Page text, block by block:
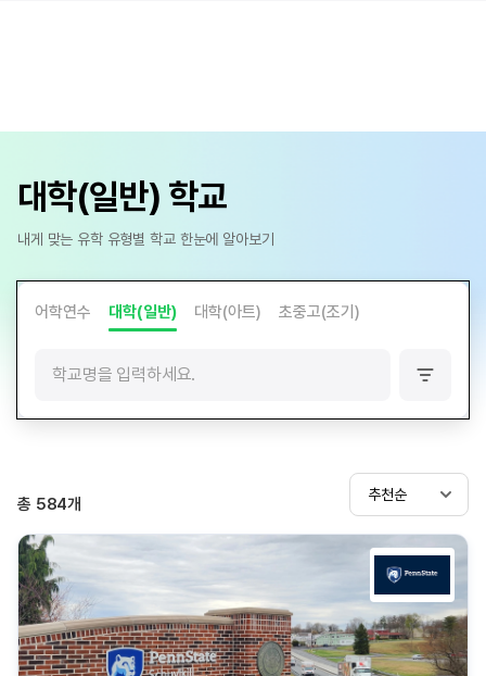
대학(일반) 학교
내게 맞는 유학 유형별 학교 한눈에 알아보기
어학연수 대학(일반) 대학(아트) 초중고(조기)
필
총 584개
추천순